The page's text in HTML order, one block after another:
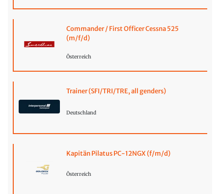
Commander / First Officer Cessna 525
(m/f/d)
Österreich
Trainer (SFI/TRI/TRE, all genders)
Deutschland
Kapitän Pilatus PC-12NGX (f/m/d)
Österreich